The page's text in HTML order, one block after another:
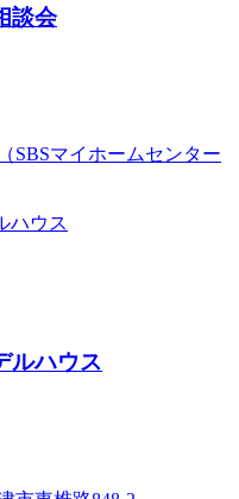
談会
SBSマイホームセンター
ルハウス